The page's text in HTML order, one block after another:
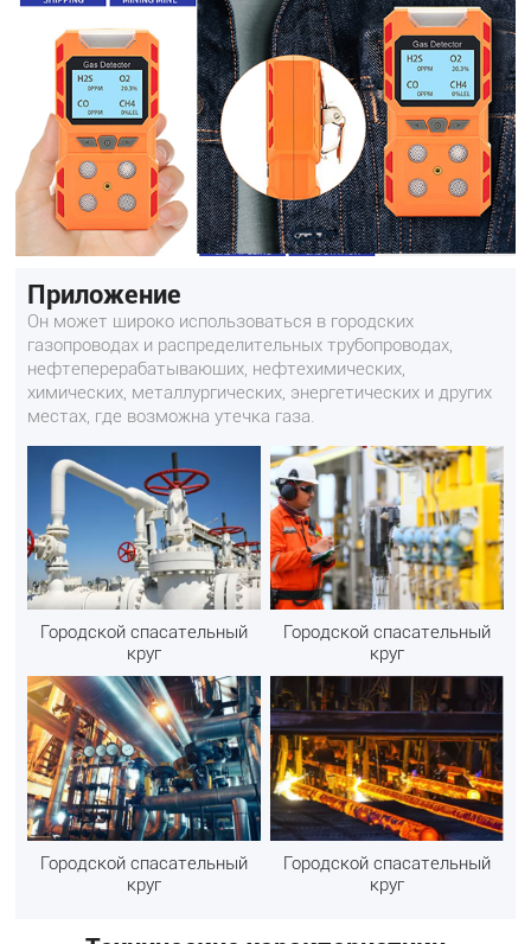
Приложение
Он может широко использоваться в городских
газопроводах и распределительных трубопроводах,
нефтеперерабатывающих, нефтехимических,
химических, металлургических, энергетических и других
местах, где возможна утечка газа.
Городской спасательный
круг
Городской спасательный
круг
Городской спасательный
круг
Городской спасательный
круг